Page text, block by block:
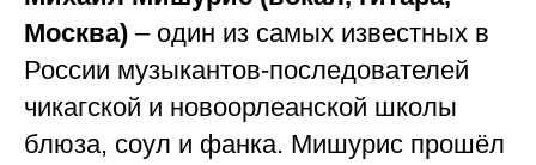
Москва) – один из самых известных в
России музыкантов-последователей
чикагской и новоорлеанской школы
блюза, соул и фанка. Мишурис прошёл